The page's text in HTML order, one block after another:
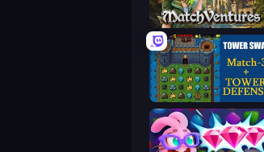
MatchVentures
Tower Swap